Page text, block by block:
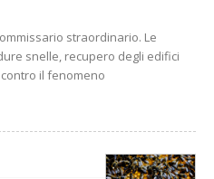
straordinario. Le
snelle, recupero degli edifici
il fenomeno